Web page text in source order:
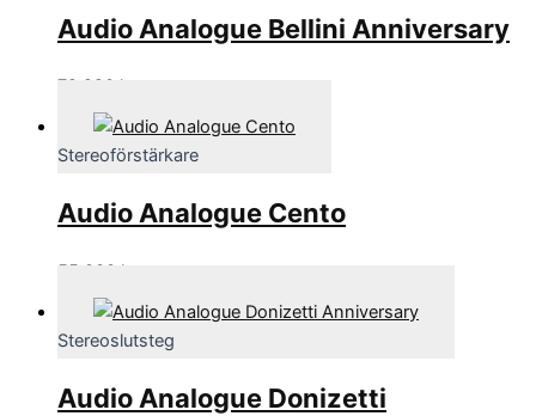
Audio Analogue Bellini Anniversary
79,990 kr
Stereoförstärkare
Audio Analogue Cento
55,000 kr
Stereoslutsteg
Audio Analogue Donizetti